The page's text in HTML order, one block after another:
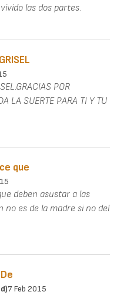
las dos partes.
POR
LA SUERTE PARA TI Y TU
que
deben asustar a las
no es de la madre si no del
7 Feb 2015